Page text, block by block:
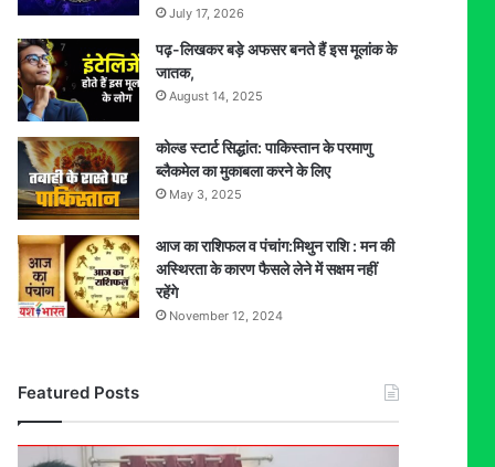
July 17, 2026
पढ़-लिखकर बड़े अफसर बनते हैं इस मूलांक के
जातक,
August 14, 2025
कोल्ड स्टार्ट सिद्धांत: पाकिस्तान के परमाणु
ब्लैकमेल का मुकाबला करने के लिए
May 3, 2025
आज का राशिफल व पंचांग:मिथुन राशि : मन की
अस्थिरता के कारण फैसले लेने में सक्षम नहीं
रहेंगे
November 12, 2024
Featured Posts